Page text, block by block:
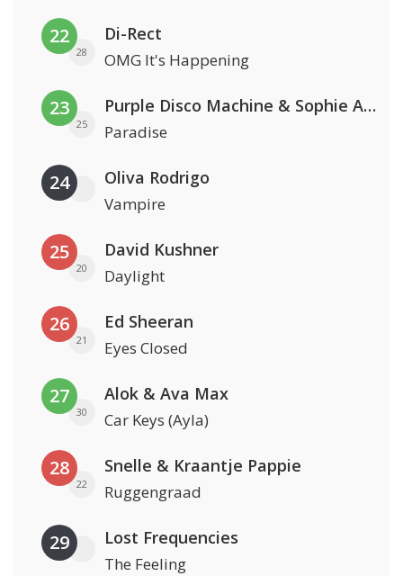
22
28
Di-Rect
OMG It's Happening
23
25
Purple Disco Machine & Sophie And The Giants
Paradise
24 Oliva Rodrigo
Vampire
25
20
David Kushner
Daylight
26
21
Ed Sheeran
Eyes Closed
27
30
Alok & Ava Max
Car Keys (Ayla)
28
22
Snelle & Kraantje Pappie
Ruggengraad
29 Lost Frequencies
The Feeling